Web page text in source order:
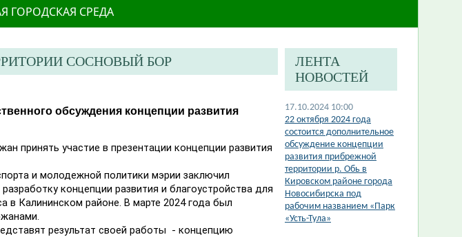
ГОРОДСКАЯ СРЕДА
СОСНОВЫЙ БОР
обсуждения концепции развития
принять участие в презентации концепции развития
и молодежной политики мэрии заключил
концепции развития и благоустройства для
в Калининском районе. В марте 2024 года был
результат своей работы - концепцию
ЛЕНТА
НОВОСТЕЙ
17.10.2024 10:00
​22 октября 2024 года
состоится дополнительное
обсуждение концепции
развития прибрежной
территории р. Обь в
Кировском районе города
Новосибирска под
рабочим названием «Парк
«Усть-Тула»